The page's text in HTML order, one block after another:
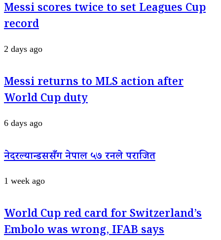
Messi scores twice to set Leagues Cup
record
2 days ago
Messi returns to MLS action after
World Cup duty
6 days ago
नेदरल्यान्डससँग नेपाल ५७ रनले पराजित
1 week ago
World Cup red card for Switzerland’s
Embolo was wrong, IFAB says